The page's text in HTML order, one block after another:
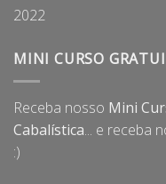
2022
MINI CURSO
Receba nosso Mini
Cabalística... e receba
:)